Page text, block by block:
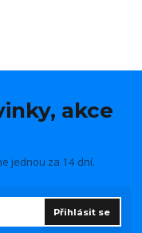
akce
jednou za 14 dní.
Přihlásit se